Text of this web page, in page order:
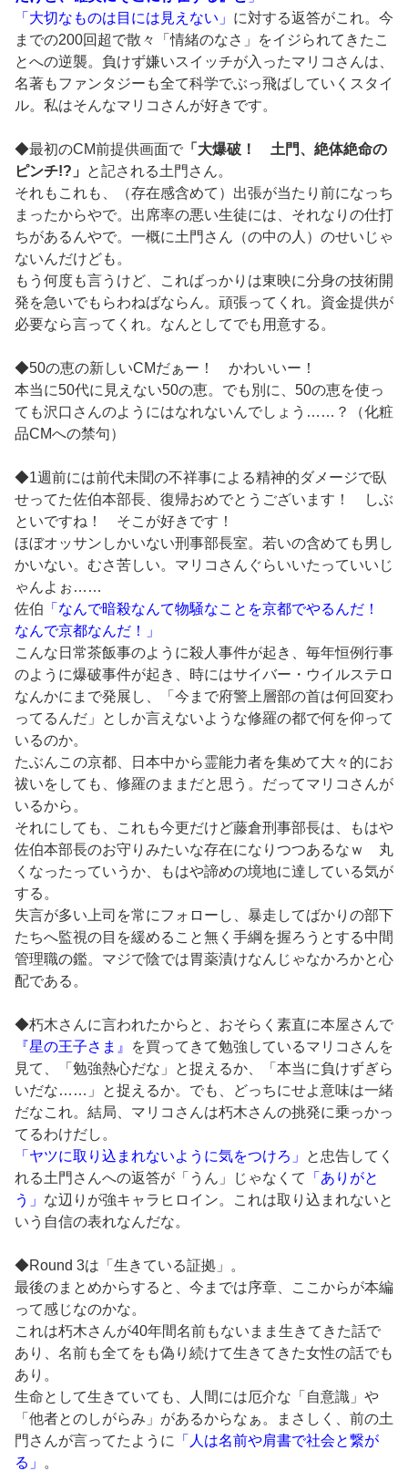
「大切なものは目には見えない」 に対する返答がこれ。今
までの200回超で散々「情緒のなさ」をイジられてきたこ
とへの逆襲。負けず嫌いスイッチが入ったマリコさんは、
名著もファンタジーも全て科学でぶっ飛ばしていくスタイ
ル。私はそんなマリコさんが好きです。
◆最初のCM前提供画面で 「大爆破！ 土門、絶体絶命の
ピンチ!?」
と記される土門さん。
それもこれも、（存在感含めて）出張が当たり前になっち
まったからやで。出席率の悪い生徒には、それなりの仕打
ちがあるんやで。一概に土門さん（の中の人）のせいじゃ
ないんだけども。
もう何度も言うけど、こればっかりは東映に分身の技術開
発を急いでもらわねばならん。頑張ってくれ。資金提供が
必要なら言ってくれ。なんとしてでも用意する。
◆50の恵の新しいCMだぁー！ かわいいー！
本当に50代に見えない50の恵。でも別に、50の恵を使っ
ても沢口さんのようにはなれないんでしょう……？（化粧
品CMへの禁句）
◆1週前には前代未聞の不祥事による精神的ダメージで臥
せってた佐伯本部長、復帰おめでとうございます！ しぶ
といですね！ そこが好きです！
ほぼオッサンしかいない刑事部長室。若いの含めても男し
かいない。むさ苦しい。マリコさんぐらいいたっていいじ
ゃんよぉ……
佐伯 「なんで暗殺なんて物騒なことを京都でやるんだ！
なんで京都なんだ！」
こんな日常茶飯事のように殺人事件が起き、毎年恒例行事
のように爆破事件が起き、時にはサイバー・ウイルステロ
なんかにまで発展し、「今まで府警上層部の首は何回変わ
ってるんだ」としか言えないような修羅の都で何を仰って
いるのか。
たぶんこの京都、日本中から霊能力者を集めて大々的にお
祓いをしても、修羅のままだと思う。だってマリコさんが
いるから。
それにしても、これも今更だけど藤倉刑事部長は、もはや
佐伯本部長のお守りみたいな存在になりつつあるなｗ 丸
くなったっていうか、もはや諦めの境地に達している気が
する。
失言が多い上司を常にフォローし、暴走してばかりの部下
たちへ監視の目を緩めること無く手綱を握ろうとする中間
管理職の鑑。マジで陰では胃薬漬けなんじゃなかろかと心
配である。
◆朽木さんに言われたからと、おそらく素直に本屋さんで
『星の王子さま』
を買ってきて勉強しているマリコさんを
見て、「勉強熱心だな」と捉えるか、「本当に負けずぎら
いだな……」と捉えるか。でも、どっちにせよ意味は一緒
だなこれ。結局、マリコさんは朽木さんの挑発に乗っかっ
てるわけだし。
「ヤツに取り込まれないように気をつけろ」
と忠告してく
れる土門さんへの返答が「うん」じゃなくて
「ありがと
う」 な辺りが強キャラヒロイン。これは取り込まれないと
いう自信の表れなんだな。
◆Round 3は「生きている証拠」。
最後のまとめからすると、今までは序章、ここからが本編
って感じなのかな。
これは朽木さんが40年間名前もないまま生きてきた話で
あり、名前も全てをも偽り続けて生きてきた女性の話でも
あり。
生命として生きていても、人間には厄介な「自意識」や
「他者とのしがらみ」があるからなぁ。まさしく、前の土
門さんが言ってたように
「人は名前や肩書で社会と繋が
る」
。